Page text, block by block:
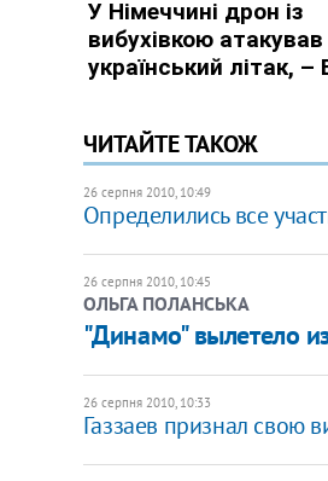
ЧИТАЙТЕ ТАКОЖ
26 серпня 2010, 10:49
Определились все
26 серпня 2010, 10:45
ОЛЬГА ПОЛАНСЬКА
​"Динамо" вылетело
26 серпня 2010, 10:33
Газзаев признал свою